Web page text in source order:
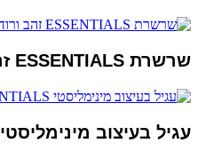
שרשרת ESSENTIALS זהב ורוד אורך 50 ס"מ.
עגיל בעיצוב מינימליסטי ESSENTIALS